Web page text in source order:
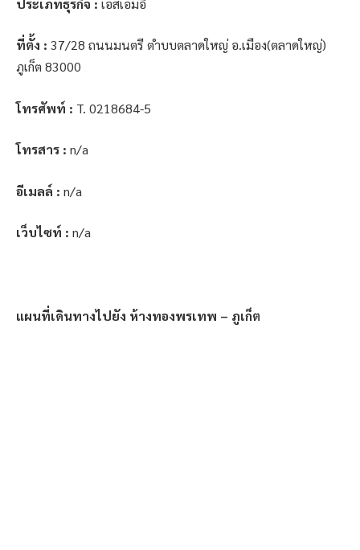
ประเภทธุรกิจ : เอสเอ็มอี
ที่ตั้ง : 37/28 ถนนมนตรี ตำบบตลาดใหญ่ อ.เมือง(ตลาดใหญ่)
ภูเก็ต 83000
โทรศัพท์ : T. 0218684-5
โทรสาร : n/a
อีเมลล์ : n/a
เว็บไซท์ : n/a
แผนที่เดินทางไปยัง ห้างทองพรเทพ – ภูเก็ต